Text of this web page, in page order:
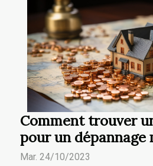
Comment trouver
pour un dépannage
Mar. 24/10/2023